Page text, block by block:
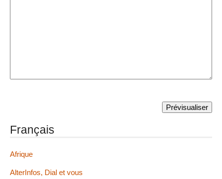
Français
Afrique
AlterInfos, Dial et vous